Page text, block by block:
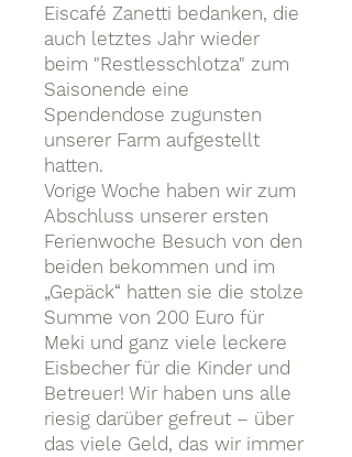
Eiscafé Zanetti bedanken, die
auch letztes Jahr wieder
beim "Restlesschlotza" zum
Saisonende eine
Spendendose zugunsten
unserer Farm aufgestellt
hatten.
Vorige Woche haben wir zum
Abschluss unserer ersten
Ferienwoche Besuch von den
beiden bekommen und im
„Gepäck“ hatten sie die stolze
Summe von 200 Euro für
Meki und ganz viele leckere
Eisbecher für die Kinder und
Betreuer! Wir haben uns alle
riesig darüber gefreut – über
das viele Geld, das wir immer